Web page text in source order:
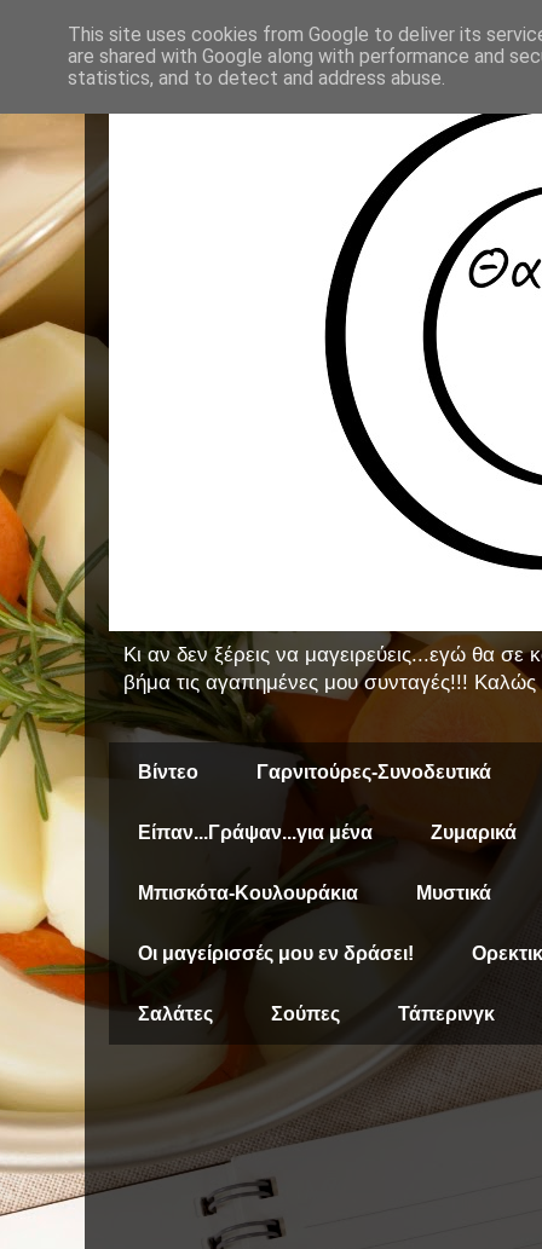
Κι αν δεν ξέρεις να μαγειρεύεις...εγώ θα
βήμα τις αγαπημένες μου συνταγές!!! Καλώς
Βίντεο Γαρνιτούρες-Συνοδευτικά
Είπαν...Γράψαν...για μένα Ζυμαρικά
Μπισκότα-Κουλουράκια Μυστικά
Οι μαγείρισσές μου εν δράσει!
Σαλάτες Σούπες Τάπερινγκ
This site uses cookies from Google to deliver its
are shared with Google along with performance and
statistics, and to detect and address abuse.